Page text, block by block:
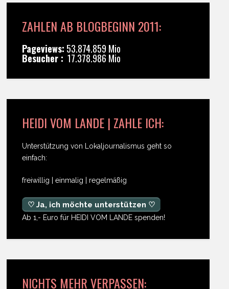
ZAHLEN AB BLOGBEGINN 2011:
Pageviews: 53.874.859 Mio
Besucher : 17.378.986 Mio
HEIDI VOM LANDE | ZAHLE ICH:
Unterstützung von Lokaljournalismus geht so
einfach:
freiwillig | einmalig | regelmäßig
♡ Ja, ich möchte unterstützen ♡
Ab 1,- Euro für HEIDI VOM LANDE spenden!
NICHTS MEHR VERPASSEN: